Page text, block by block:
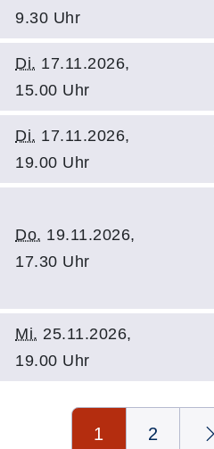
9.30 Uhr
Di. 17.11.2026,
15.00 Uhr
Di. 17.11.2026,
19.00 Uhr
Do. 19.11.2026,
17.30 Uhr
Mi. 25.11.2026,
19.00 Uhr
1 2